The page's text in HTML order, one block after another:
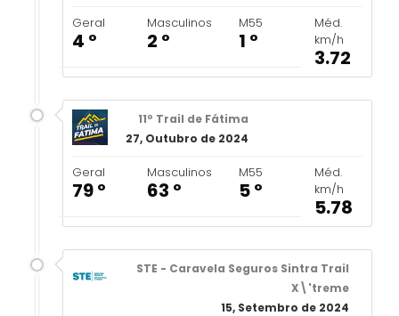
Geral
4 º
Masculinos
2 º
M55
1 º
Méd.
km/h
3.72
11º Trail de Fátima
27, Outubro de 2024
Geral
79 º
Masculinos
63 º
M55
5 º
Méd.
km/h
5.78
STE - Caravela Seguros Sintra Trail
X\'treme
15, Setembro de 2024